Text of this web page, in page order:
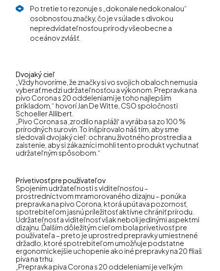
Po tretie to rezonuje s „dokonale nedokonalou“
osobnosťou značky, čo je v súlade s divokou
nepredvídateľnosťou prírody všeobecne a
oceánov zvlášť.
Dvojaký cieľ
„Vždy hovoríme, že značky si vo svojich obaloch nemusia
vyberať medzi udržateľnosťou a výkonom. Prepravka na
pivo Corona s 20 oddeleniami je toho najlepším
príkladom,“ hovorí Jan De Witte, CSO spoločnosti
Schoeller Allibert.
„Pivo Corona sa ,zrodilo na pláži‛ a vyrába sa zo 100 %
prírodných surovín. To inšpirovalo náš tím, aby sme
sledovali dvojaký cieľ: ochranu životného prostredia a
zaistenie, aby si zákazníci mohli tento produkt vychutnať
udržateľným spôsobom.“
Prívetivosť pre používateľov
Spojením udržateľnosti s viditeľnosťou –
prostredníctvom mramorovaného dizajnu – ponúka
prepravka na pivo Corona, ktorá upútava pozornosť,
spotrebiteľom jasnú príležitosť aktívne chrániť prírodu.
Udržateľnosť a viditeľnosť však neboli jedinými aspektmi
dizajnu. Ďalším dôležitým cieľom bola prívetivosť pre
používateľa – preto je uprostred prepravky umiestnené
držadlo, ktoré spotrebiteľom umožňuje podstatne
ergonomickejšie uchopenie ako iné prepravky na 20 fliaš
piva na trhu.
„Prepravka piva Corona s 20 oddeleniami je veľkým